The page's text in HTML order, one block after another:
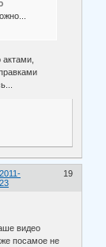
19
2011-
видео
посамое не